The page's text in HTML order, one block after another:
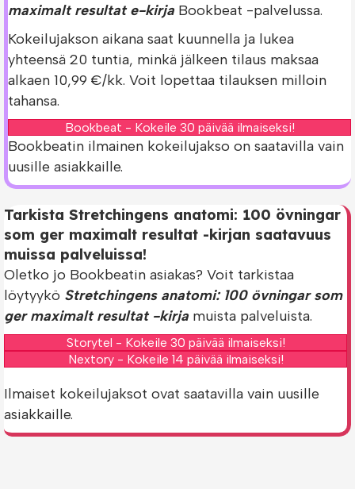
maximalt resultat e-kirja Bookbeat -palvelussa.
Kokeilujakson aikana saat kuunnella ja lukea
yhteensä 20 tuntia, minkä jälkeen tilaus maksaa
alkaen 10,99 €/kk. Voit lopettaa tilauksen milloin
tahansa.
Bookbeat - Kokeile 30 päivää ilmaiseksi!
Bookbeatin ilmainen kokeilujakso on saatavilla vain
uusille asiakkaille.
Tarkista Stretchingens anatomi: 100 övningar
som ger maximalt resultat -kirjan saatavuus
muissa palveluissa!
Oletko jo Bookbeatin asiakas? Voit tarkistaa
löytyykö Stretchingens anatomi: 100 övningar som
ger maximalt resultat -kirja muista palveluista.
Storytel - Kokeile 30 päivää ilmaiseksi!
Nextory - Kokeile 14 päivää ilmaiseksi!
Ilmaiset kokeilujaksot ovat saatavilla vain uusille
asiakkaille.